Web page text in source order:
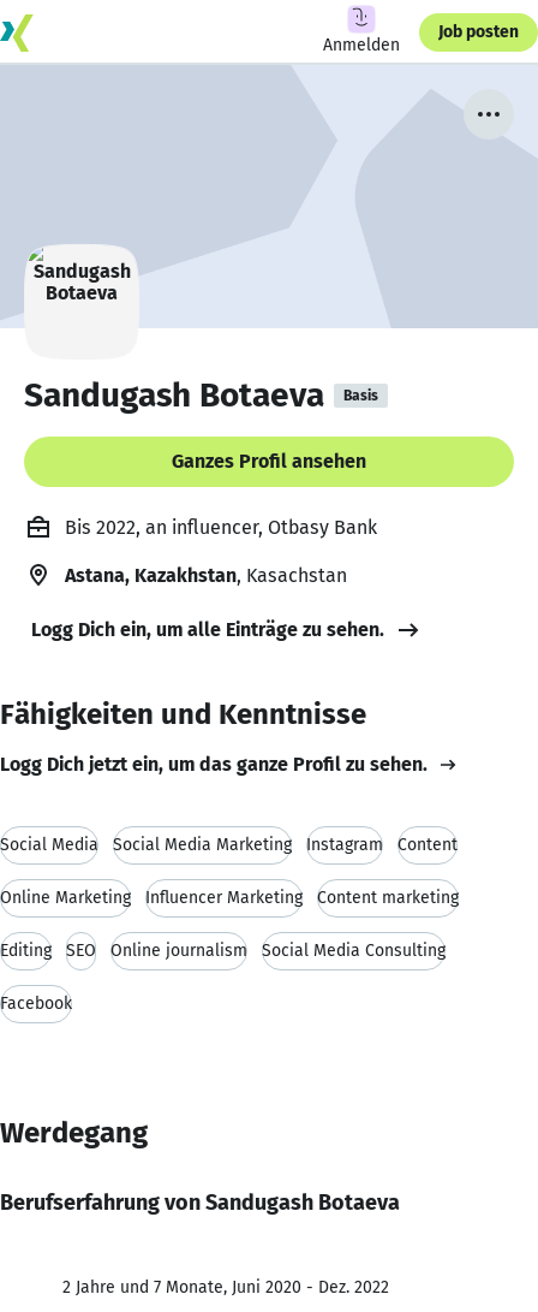
Anmelden
Job posten
Sandugash Botaeva Basis
Ganzes Profil ansehen
Bis 2022, an influencer, Otbasy Bank
Astana, Kazakhstan, Kasachstan
Logg Dich ein, um alle Einträge zu sehen.
Fähigkeiten und Kenntnisse
Logg Dich jetzt ein, um das ganze Profil zu sehen.
Social Media Social Media Marketing Instagram Content
Online Marketing Influencer Marketing Content marketing
Editing SEO Online journalism Social Media Consulting
Facebook
Werdegang
Berufserfahrung von Sandugash Botaeva
2 Jahre und 7 Monate, Juni 2020 - Dez. 2022